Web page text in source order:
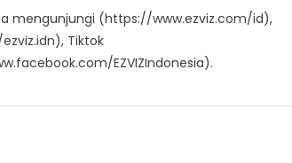
mengunjungi (https://www.ezviz.com/id),
Tiktok
EZVIZIndonesia).